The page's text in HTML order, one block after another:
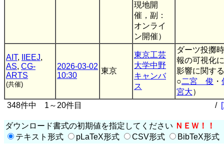
現地開
催，副：
オンライ
ン開催）
AIT, IIEEJ,
AS, CG-
ARTS
(共催)
2026-03-02
10:30
東京
東京工芸
大学中野
キャンバ
ス
ダーツ投擲
報の可視化
影響に関す
○二宮 俊 ・
宮大）
348件中 1～20件目
/
ダウンロード書式の初期値を指定してください ＮＥＷ！！
テキスト形式
pLaTeX形式 CSV形式 BibTeX形式